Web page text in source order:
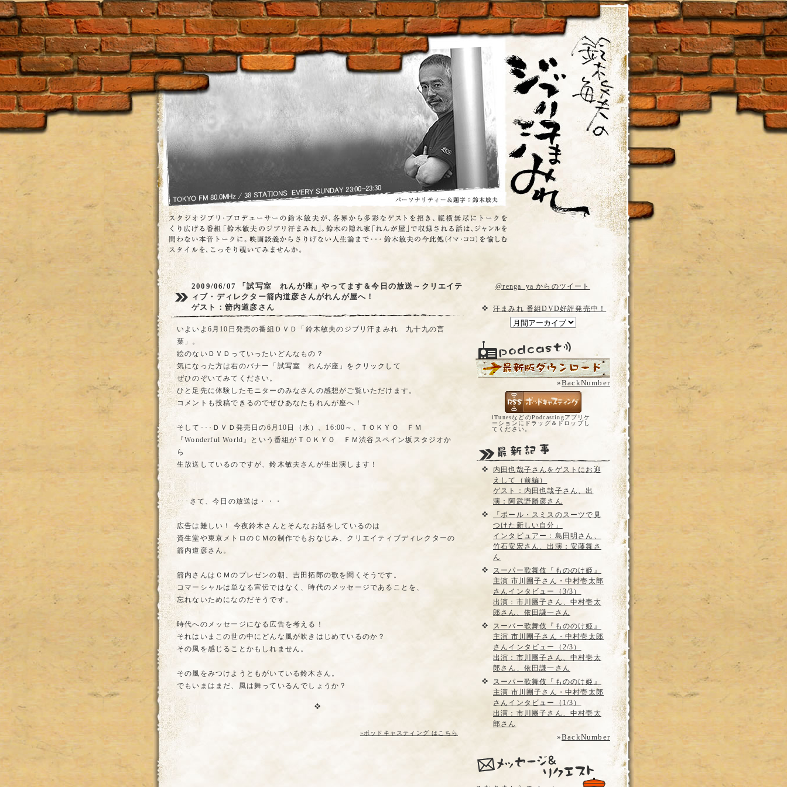
2009/06/07
「試写室 れんが座」やってます＆今日の放送～クリエイテ
ィブ・ディレクター箭内道彦さんがれんが屋へ！
ゲスト：箭内道彦さん
いよいよ6月10日発売の番組ＤＶＤ「鈴木敏夫のジブリ汗まみれ 九十九の言
葉」。
絵のないＤＶＤっていったいどんなもの？
気になった方は右のバナー「試写室 れんが座」をクリックして
ぜひのぞいてみてください。
ひと足先に体験したモニターのみなさんの感想がご覧いただけます。
コメントも投稿できるのでぜひあなたもれんが座へ！
そして･･･ＤＶＤ発売日の6月10日（水）、16:00～、ＴＯＫＹＯ ＦＭ
『Wonderful World』という番組がＴＯＫＹＯ ＦＭ渋谷スペイン坂スタジオか
ら
生放送しているのですが、鈴木敏夫さんが生出演します！
･･･さて、今日の放送は・・・
広告は難しい！ 今夜鈴木さんとそんなお話をしているのは
資生堂や東京メトロのＣＭの制作でもおなじみ、クリエイティブディレクターの
箭内道彦さん。
箭内さんはＣＭのプレゼンの朝、吉田拓郎の歌を聞くそうです。
コマーシャルは単なる宣伝ではなく、時代のメッセージであることを、
忘れないためになのだそうです。
時代へのメッセージになる広告を考える！
それはいまこの世の中にどんな風が吹きはじめているのか？
その風を感じることかもしれません。
その風をみつけようともがいている鈴木さん。
でもいまはまだ、風は舞っているんでしょうか？
»ポッドキャスティング はこちら
@renga_ya からのツイート
汗まみれ 番組DVD好評発売中！
»BackNumber
iTunesなどのPodcastingアプリケ
ーションにドラッグ＆ドロップし
てください。
内田也哉子さんをゲストにお迎
えして（前編）
ゲスト：内田也哉子さん、出
演：阿武野勝彦さん
「ポール・スミスのスーツで見
つけた新しい自分」
インタビュアー：島田明さん、
竹石安宏さん、出演：安藤舞さ
ん
スーパー歌舞伎『もののけ姫』
主演 市川團子さん・中村壱太郎
さんインタビュー（3/3）
出演：市川團子さん、中村壱太
郎さん、依田謙一さん
スーパー歌舞伎『もののけ姫』
主演 市川團子さん・中村壱太郎
さんインタビュー（2/3）
出演：市川團子さん、中村壱太
郎さん、依田謙一さん
スーパー歌舞伎『もののけ姫』
主演 市川團子さん・中村壱太郎
さんインタビュー（1/3）
出演：市川團子さん、中村壱太
郎さん
»BackNumber